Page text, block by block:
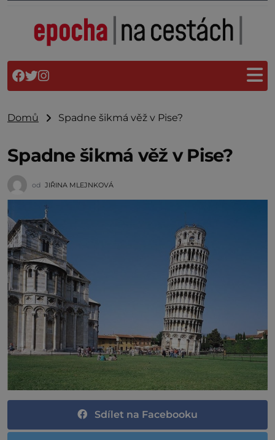
Domů Spadne šikmá věž v Pise?
Spadne šikmá věž v Pise?
od JIŘINA MLEJNKOVÁ
Sdílet na Facebooku